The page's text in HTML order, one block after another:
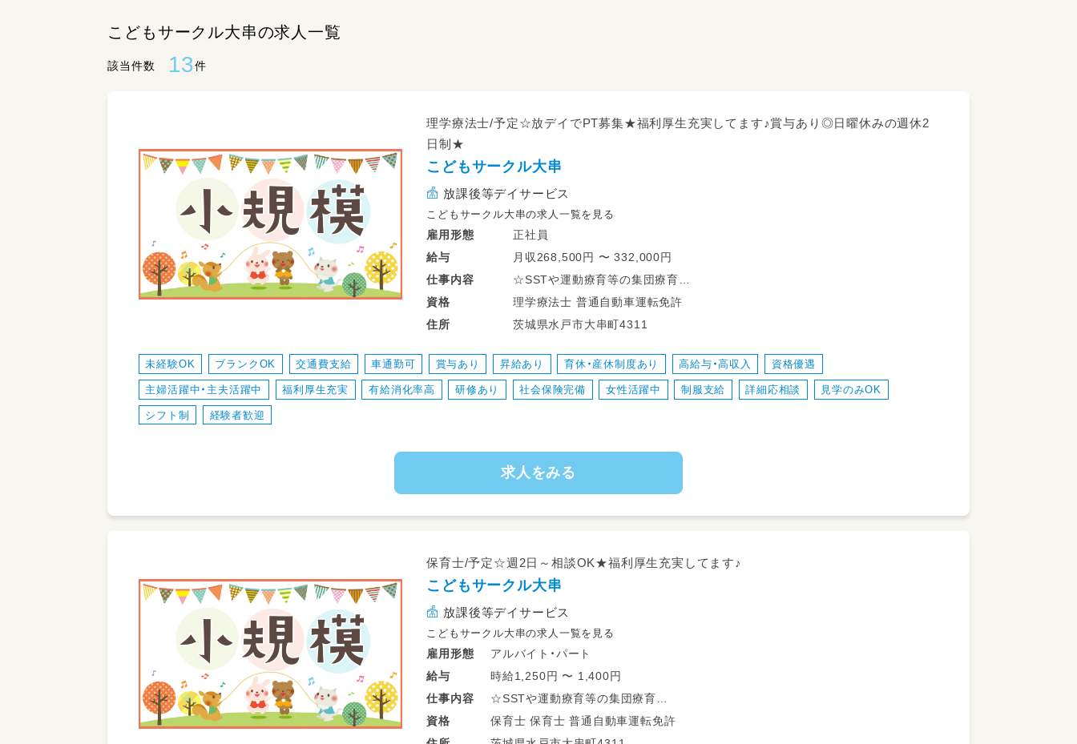
こどもサークル大串の求人一覧
該当件数 13件
理学療法士/予定☆放デイでPT募集★福利厚生充実してます♪賞与あり◎日曜休みの週休2
日制★
こどもサークル大串
放課後等デイサービス
こどもサークル大串の求人一覧を見る
雇用形態
正社員
給与
月収268,500円 〜 332,000円
仕事内容
☆SSTや運動療育等の集団療育
☆個別支援、学習支援等の個別療育
☆ADDSを用いた完全個別療育
☆児童指導員業務全般
☆保護者対応
☆近隣店舗へのヘルプ業務
☆その他、資格により個別支援業務
※従事すべき業務の変更の範囲：なし
資格
理学療法士 普通自動車運転免許
住所
茨城県水戸市大串町4311
未経験OK ブランクOK 交通費支給 車通勤可 賞与あり 昇給あり 育休・産休制度あり 高給与・高収入 資格優遇
主婦活躍中・主夫活躍中 福利厚生充実 有給消化率高 研修あり 社会保険完備 女性活躍中 制服支給 詳細応相談 見学のみOK
シフト制 経験者歓迎
求人をみる
保育士/予定☆週2日～相談OK★福利厚生充実してます♪
こどもサークル大串
放課後等デイサービス
こどもサークル大串の求人一覧を見る
雇用形態
アルバイト・パート
給与
時給1,250円 〜 1,400円
仕事内容
☆SSTや運動療育等の集団療育
☆個別支援、学習支援等の個別療育
☆ADDSを用いた完全個別療育
資格
保育士 保育士 普通自動車運転免許